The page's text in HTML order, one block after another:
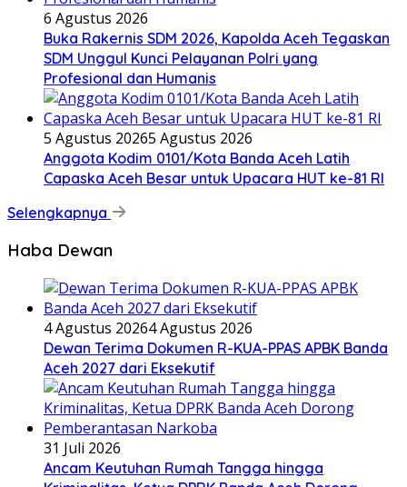
6 Agustus 2026
Buka Rakernis SDM 2026, Kapolda Aceh Tegaskan
SDM Unggul Kunci Pelayanan Polri yang
Profesional dan Humanis
5 Agustus 20265 Agustus 2026
Anggota Kodim 0101/Kota Banda Aceh Latih
Capaska Aceh Besar untuk Upacara HUT ke-81 RI
Selengkapnya
Haba Dewan
4 Agustus 20264 Agustus 2026
Dewan Terima Dokumen R-KUA-PPAS APBK Banda
Aceh 2027 dari Eksekutif
31 Juli 2026
Ancam Keutuhan Rumah Tangga hingga